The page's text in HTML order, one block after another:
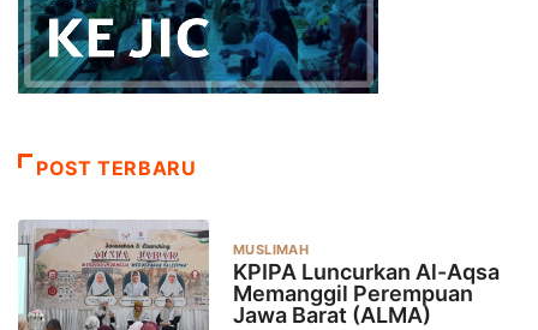
POST TERBARU
MUSLIMAH
KPIPA Luncurkan Al-Aqsa
Memanggil Perempuan
Jawa Barat (ALMA)